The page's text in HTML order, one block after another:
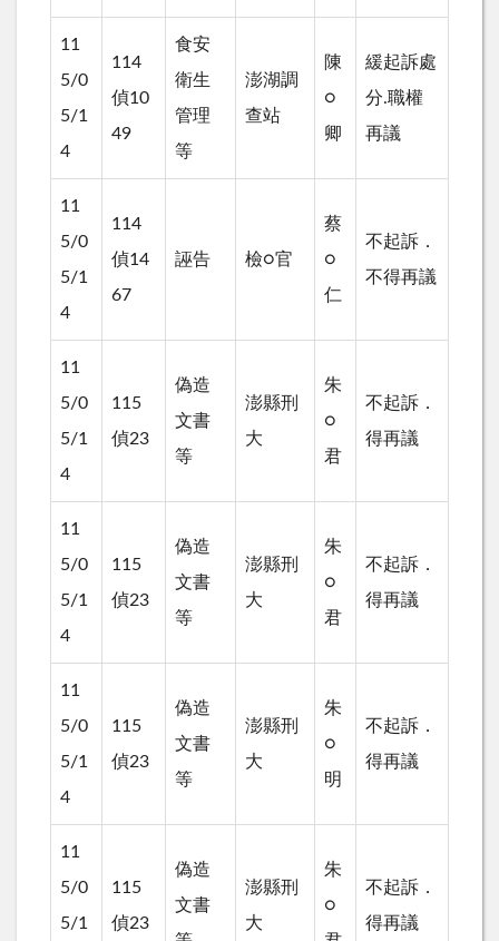
11
5/0
5/1
4
114
偵10
49
食安
衛生
管理
等
澎湖調
查站
陳
○
卿
緩起訴處
分.職權
再議
11
5/0
5/1
4
114
偵14
67
誣告 檢○官
蔡
○
仁
不起訴．
不得再議
11
5/0
5/1
4
115
偵23
偽造
文書
等
澎縣刑
大
朱
○
君
不起訴．
得再議
11
5/0
5/1
4
115
偵23
偽造
文書
等
澎縣刑
大
朱
○
君
不起訴．
得再議
11
5/0
5/1
4
115
偵23
偽造
文書
等
澎縣刑
大
朱
○
明
不起訴．
得再議
11
5/0
5/1
115
偵23
偽造
文書
澎縣刑
大
朱
○
不起訴．
得再議